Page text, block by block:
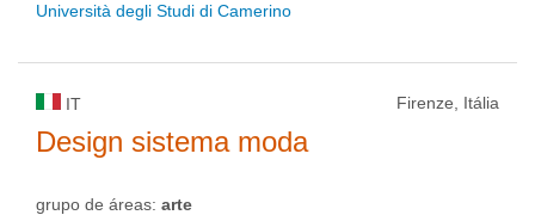
Università degli Studi di Camerino
IT Firenze, Itália
Design sistema moda
grupo de áreas: arte